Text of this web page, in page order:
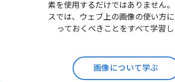
素を使用するだけではありません
スでは、ウェブ上の画像の使い方
っておくべきことをすべて学習し
画像について学ぶ